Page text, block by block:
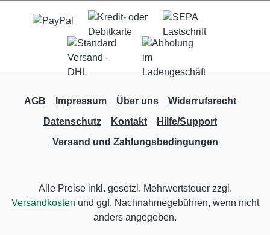
AGB Impressum Über uns
Widerrufsrecht
Datenschutz
Kontakt
Hilfe/Support
Versand und Zahlungsbedingungen
Alle Preise inkl. gesetzl. Mehrwertsteuer zzgl.
Versandkosten und ggf. Nachnahmegebühren, wenn nicht
anders angegeben.